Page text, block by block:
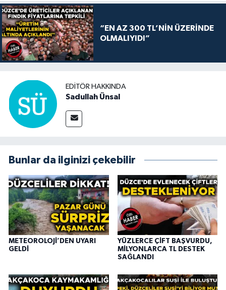
“EN AZ 300 TL’NİN ÜZERİNDE
OLMALIYIDI”
EDITÖR HAKKINDA
Sadullah Ünsal
Bunlar da ilginizi çekebilir
METEOROLOJİ’DEN UYARI
GELDİ
YÜZLERCE ÇİFT BAŞVURDU,
MİLYONLARCA TL DESTEK
SAĞLANDI